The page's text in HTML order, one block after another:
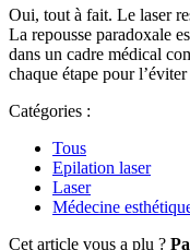
Oui, tout à fait. Le laser
La repousse paradoxale
dans un cadre médical
chaque étape pour
Catégories :
Tous
Epilation laser
Laser
Médecine
Cet article vous a plu ?